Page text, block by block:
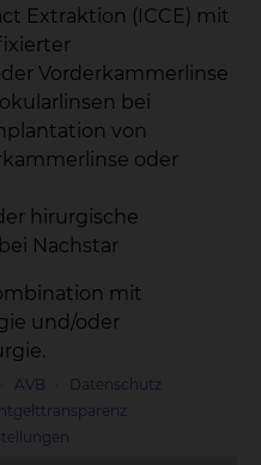
Extraktion (ICCE) mit
Vorderkammerlinse
bei
von
oder
hirurgische
Nachstar
mit
und/oder
AVB
Datenschutz